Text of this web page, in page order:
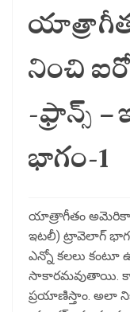
నించి
-ఫ్రాన్స్
భాగం-1
యాత్రాగీతం అమెరికా
ఇటలీ) ట్రావెలాగ్
ఎన్నో కలలు కంటూ
సాకారమవుతాయి.
ప్రయాణిస్తాం. అలా